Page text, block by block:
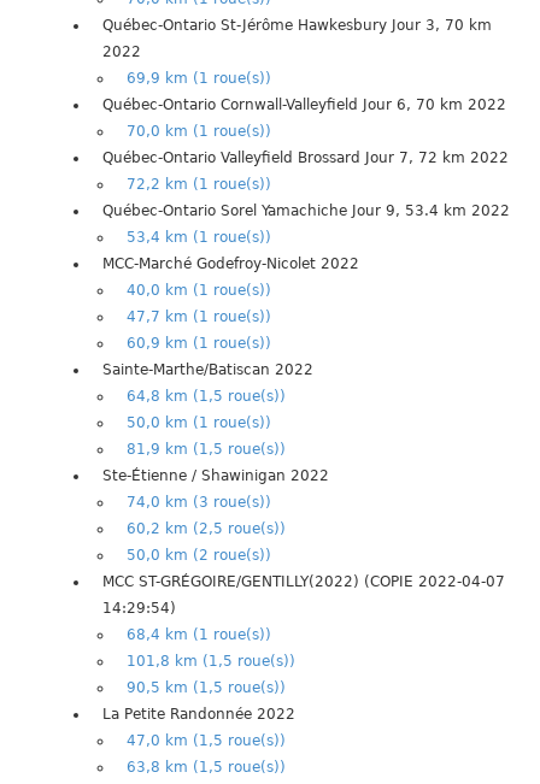
Québec-Ontario St-Jérôme Hawkesbury Jour 3, 70 km
2022
69,9 km (1 roue(s))
Québec-Ontario Cornwall-Valleyfield Jour 6, 70 km 2022
70,0 km (1 roue(s))
Québec-Ontario Valleyfield Brossard Jour 7, 72 km 2022
72,2 km (1 roue(s))
Québec-Ontario Sorel Yamachiche Jour 9, 53.4 km 2022
53,4 km (1 roue(s))
MCC-Marché Godefroy-Nicolet 2022
40,0 km (1 roue(s))
47,7 km (1 roue(s))
60,9 km (1 roue(s))
Sainte-Marthe/Batiscan 2022
64,8 km (1,5 roue(s))
50,0 km (1 roue(s))
81,9 km (1,5 roue(s))
Ste-Étienne / Shawinigan 2022
74,0 km (3 roue(s))
60,2 km (2,5 roue(s))
50,0 km (2 roue(s))
MCC ST-GRÉGOIRE/GENTILLY(2022) (COPIE 2022-04-07
14:29:54)
68,4 km (1 roue(s))
101,8 km (1,5 roue(s))
90,5 km (1,5 roue(s))
La Petite Randonnée 2022
47,0 km (1,5 roue(s))
63,8 km (1,5 roue(s))